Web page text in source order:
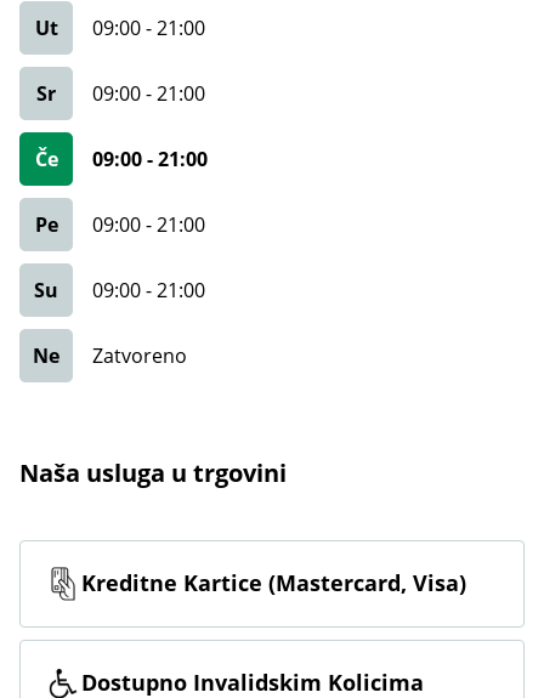
Ut 09:00-21:00
Sr 09:00-21:00
Če 09:00-21:00
Pe 09:00-21:00
Su 09:00-21:00
Ne Zatvoreno
Naša usluga u trgovini
Kreditne Kartice (Mastercard, Visa)
Dostupno Invalidskim Kolicima